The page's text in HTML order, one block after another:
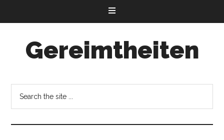
Gereimtheiten